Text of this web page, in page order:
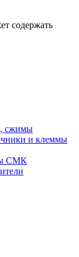
содержать
сжимы
и клеммы
СМК